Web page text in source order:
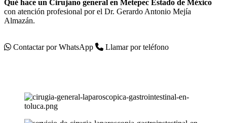
Qué hace un Cirujano general en Metepec Estado de México
con atención profesional por el Dr. Gerardo Antonio Mejía
Almazán.
Contactar por WhatsApp Llamar por teléfono